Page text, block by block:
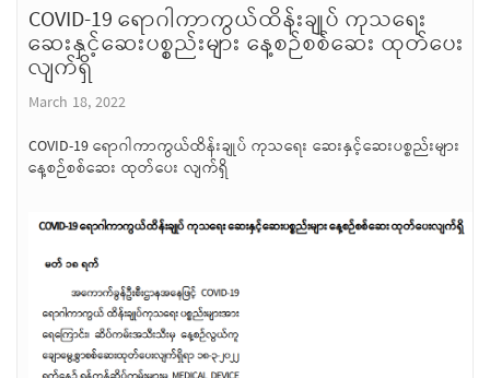
COVID-19 ရောဂါကာကွယ်ထိန်းချုပ် ကုသရေး
ဆေးနှင့်ဆေးပစ္စည်းများ နေ့စဉ်စစ်ဆေး ထုတ်ပေး
လျက်ရှိ
March 18, 2022
COVID-19 ရောဂါကာကွယ်ထိန်းချုပ် ကုသရေး ဆေးနှင့်ဆေးပစ္စည်းများ
နေ့စဉ်စစ်ဆေး ထုတ်ပေး လျက်ရှိ